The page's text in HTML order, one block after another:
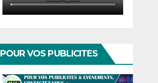
POUR VOS PUBLICITES